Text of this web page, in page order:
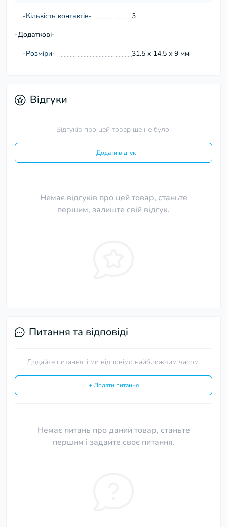
-Кількість контактів-
3
-Додаткові-
-Розміри-
31.5 х 14.5 х 9 мм
Відгуки
Відгуків про цей товар ще не було.
+ Додати відгук
Немає відгуків про цей товар, станьте
першим, залиште свій відгук.
Питання та відповіді
Додайте питання, і ми відповімо найближчим часом.
+ Додати питання
Немає питань про даний товар, станьте
першим і задайте своє питання.